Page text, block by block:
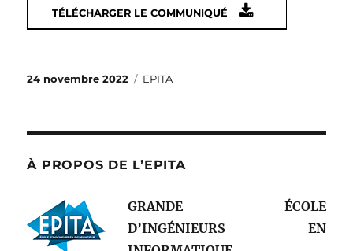
TÉLÉCHARGER LE COMMUNIQUÉ
Publié
24 novembre 2022 Catégories
EPITA
À PROPOS DE L’EPITA
GRANDE ÉCOLE
D’INGÉNIEURS EN